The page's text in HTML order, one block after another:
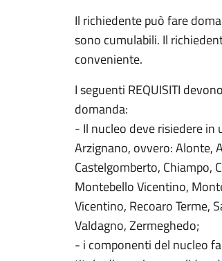
Il richiedente può fare
sono cumulabili. Il
conveniente.
I seguenti REQUISITI
domanda:
- Il nucleo deve risiedere in
Arzignano, ovvero: Alonte,
Castelgomberto, Chiampo,
Montebello Vicentino,
Vicentino, Recoaro Terme,
Valdagno, Zermeghedo;
- i componenti del nucleo